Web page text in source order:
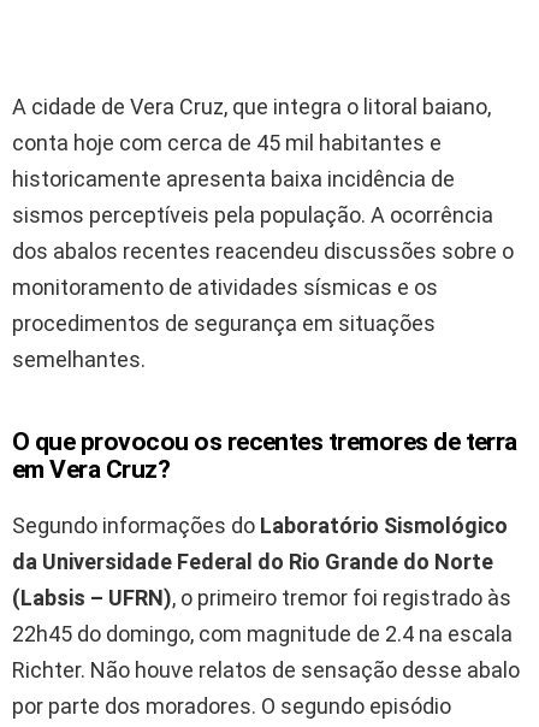
A cidade de Vera Cruz, que integra o litoral baiano,
conta hoje com cerca de 45 mil habitantes e
historicamente apresenta baixa incidência de
sismos perceptíveis pela população. A ocorrência
dos abalos recentes reacendeu discussões sobre o
monitoramento de atividades sísmicas e os
procedimentos de segurança em situações
semelhantes.
O que provocou os recentes tremores de terra
em Vera Cruz?
Segundo informações do Laboratório Sismológico
da Universidade Federal do Rio Grande do Norte
(Labsis – UFRN), o primeiro tremor foi registrado às
22h45 do domingo, com magnitude de 2.4 na escala
Richter. Não houve relatos de sensação desse abalo
por parte dos moradores. O segundo episódio